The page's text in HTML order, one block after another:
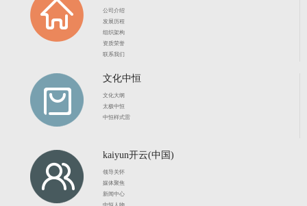
公司介绍
发展历程
组织架构
资质荣誉
联系我们
文化中恒
文化大纲
太极中恒
中恒样式雷
kaiyun开云(中国)
领导关怀
媒体聚焦
新闻中心
中恒人物